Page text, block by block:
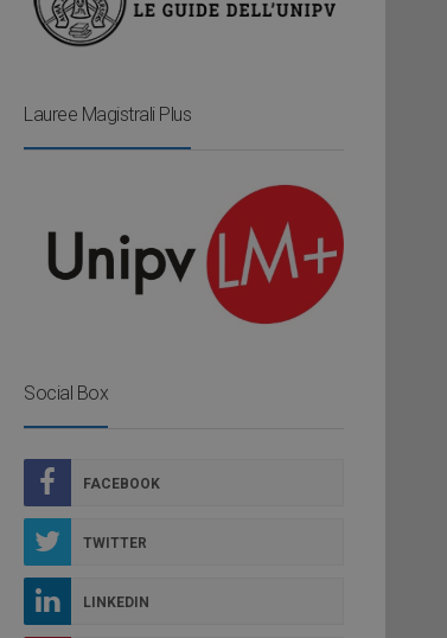
Lauree Magistrali Plus
Social Box
FACEBOOK
TWITTER
LINKEDIN